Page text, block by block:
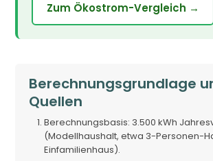
Zum Ökostrom-Vergleich →
Berechnungsgrundlage
Quellen
Berechnungsbasis: 3.500 kWh
(Modellhaushalt, etwa 3-Personen-
Einfamilienhaus).